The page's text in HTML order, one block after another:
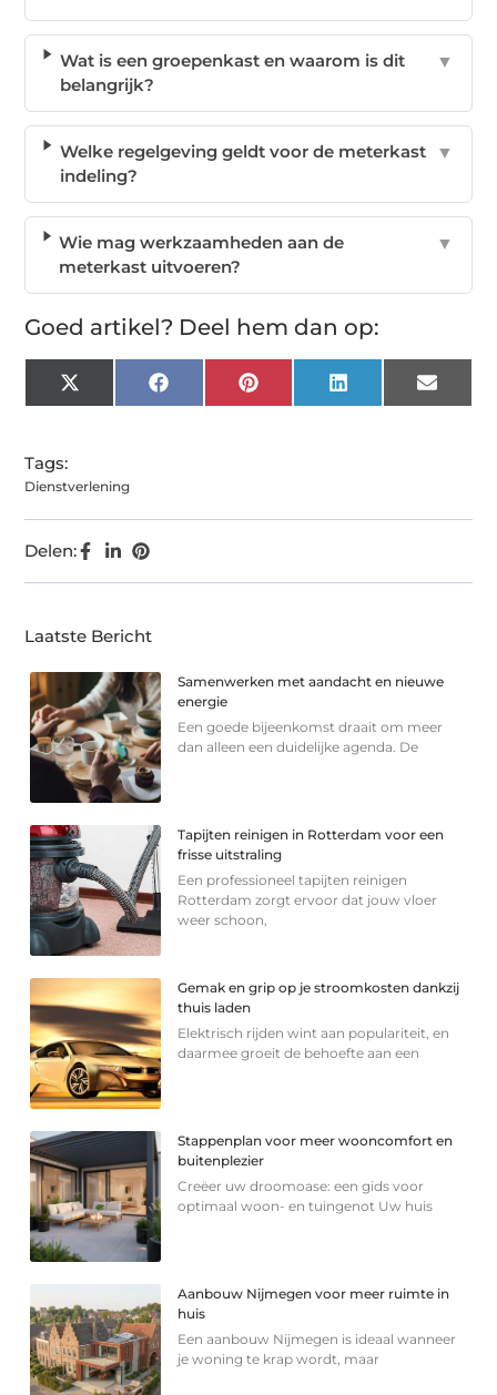
Wat is een groepenkast en waarom is dit
belangrijk?
▼
Welke regelgeving geldt voor de meterkast
indeling?
▼
Wie mag werkzaamheden aan de
meterkast uitvoeren?
▼
Goed artikel? Deel hem dan op:
X
(Twitter)
FacebookPinterest LinkedIn Email
Tags:
Dienstverlening
Delen:
Laatste Bericht
Samenwerken met aandacht en nieuwe
energie
Een goede bijeenkomst draait om meer
dan alleen een duidelijke agenda. De
Tapijten reinigen in Rotterdam voor een
frisse uitstraling
Een professioneel tapijten reinigen
Rotterdam zorgt ervoor dat jouw vloer
weer schoon,
Gemak en grip op je stroomkosten dankzij
thuis laden
Elektrisch rijden wint aan populariteit, en
daarmee groeit de behoefte aan een
Stappenplan voor meer wooncomfort en
buitenplezier
Creëer uw droomoase: een gids voor
optimaal woon- en tuingenot Uw huis
Aanbouw Nijmegen voor meer ruimte in
huis
Een aanbouw Nijmegen is ideaal wanneer
je woning te krap wordt, maar